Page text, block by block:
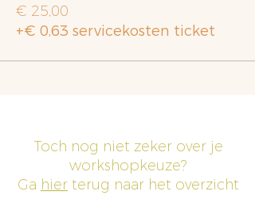
€ 25,00
+€ 0,63 servicekosten ticket
Toch nog niet zeker over je
workshopkeuze?
Ga hier terug naar het overzicht